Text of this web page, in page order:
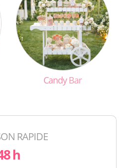
CandyBar
RAPIDE
h